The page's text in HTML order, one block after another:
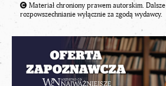
Materiał chroniony prawem autorskim. Dalsze
rozpowszechnianie wyłącznie za zgodą wydawcy.